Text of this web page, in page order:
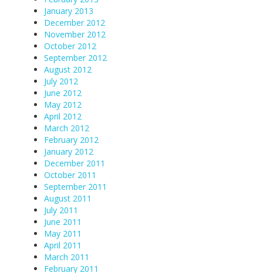
January 2013
December 2012
November 2012
October 2012
September 2012
August 2012
July 2012
June 2012
May 2012
April 2012
March 2012
February 2012
January 2012
December 2011
October 2011
September 2011
August 2011
July 2011
June 2011
May 2011
April 2011
March 2011
February 2011